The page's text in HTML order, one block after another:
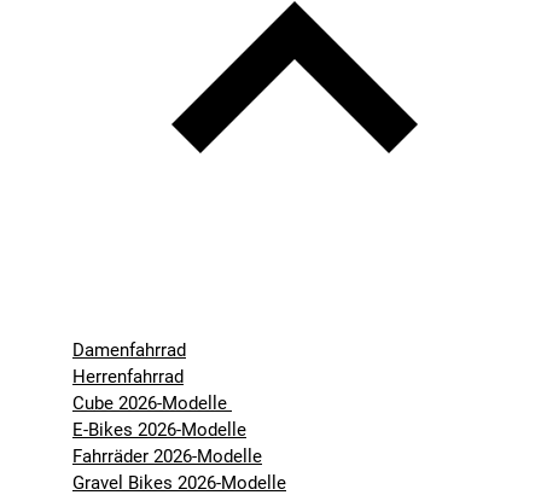
Damenfahrrad
Herrenfahrrad
Cube 2026-Modelle
E-Bikes 2026-Modelle
Fahrräder 2026-Modelle
Gravel Bikes 2026-Modelle